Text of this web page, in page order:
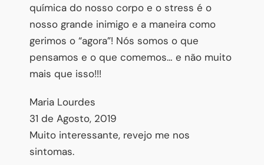
química do nosso corpo e o stress é o
nosso grande inimigo e a maneira como
gerimos o “agora”! Nós somos o que
pensamos e o que comemos… e não muito
mais que isso!!!
Maria Lourdes
31 de Agosto, 2019
Muito interessante, revejo me nos
sintomas.